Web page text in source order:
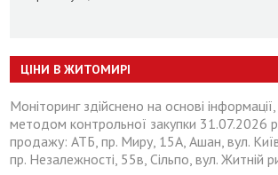
ЦІНИ В ЖИТОМИРІ
Моніторинг здійснено на основі
методом контрольної закупки 31.07.2026
продажу: АТБ, пр. Миру, 15А, Ашан, вул.
пр. Незалежності, 55в, Сільпо, вул. Житній